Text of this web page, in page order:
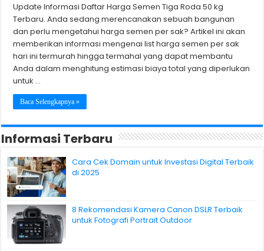
Update Informasi Daftar Harga Semen Tiga Roda 50 kg
Terbaru. Anda sedang merencanakan sebuah bangunan
dan perlu mengetahui harga semen per sak? Artikel ini akan
memberikan informasi mengenai list harga semen per sak
hari ini termurah hingga termahal yang dapat membantu
Anda dalam menghitung estimasi biaya total yang diperlukan
untuk …
Baca Selengkapnya »
Informasi Terbaru
Cara Cek Domain untuk Investasi Digital Terbaik
di 2025
8 Rekomendasi Kamera Canon DSLR Terbaik
untuk Fotografi Portrait Outdoor